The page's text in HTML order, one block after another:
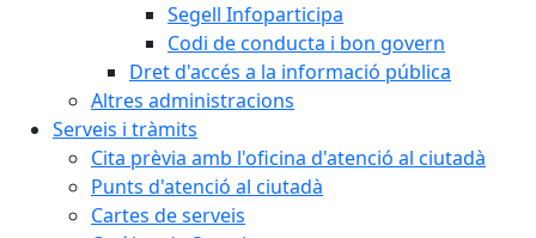
Segell Infoparticipa
Codi de conducta i bon govern
Dret d'accés a la informació pública
Altres administracions
Serveis i tràmits
Cita prèvia amb l'oficina d'atenció al ciutadà
Punts d'atenció al ciutadà
Cartes de serveis